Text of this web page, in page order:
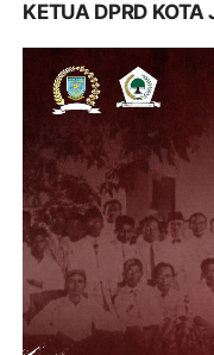
KETUA DPRD KOTA